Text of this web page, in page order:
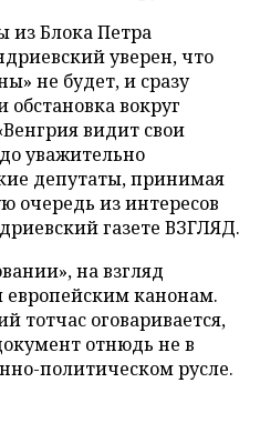
из Блока Петра
уверен, что
не будет, и сразу
обстановка вокруг
видит свои
уважительно
депутаты, принимая
очередь из интересов
газете ВЗГЛЯД.
на взгляд
европейским канонам.
тотчас оговаривается,
отнюдь не в
политическом русле.